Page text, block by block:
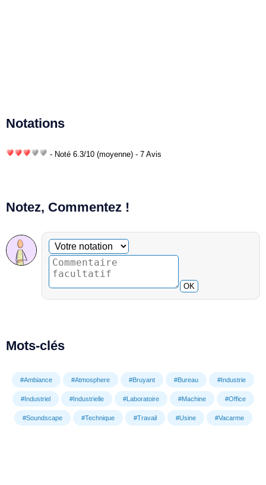
Notations
- Noté 6.3/10 (moyenne) - 7 Avis
Notez, Commentez !
Commentaire facultatif
Votre notation
OK
Mots-clés
#Ambiance #Atmosphere #Bruyant #Bureau #Industrie
#Industriel #Industrielle #Laboratoire #Machine #Office
#Soundscape #Technique #Travail #Usine #Vacarme